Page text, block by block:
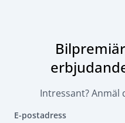
Intressant? Anmäl
E-postadress